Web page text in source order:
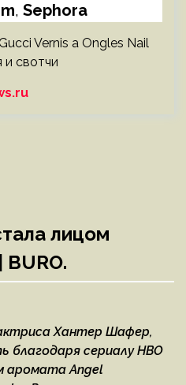
, Sephora
Vernis a Ongles Nail
и свотчи
лицом
Хантер Шафер,
благодаря сериалу HBO
аромата Angel